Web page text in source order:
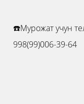
☎️Мурожат учун
998(99)006-39-64